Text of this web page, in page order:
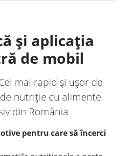
și aplicația
de mobil
mai rapid și ușor de
nutriție cu alimente
din România
pentru care să încerci